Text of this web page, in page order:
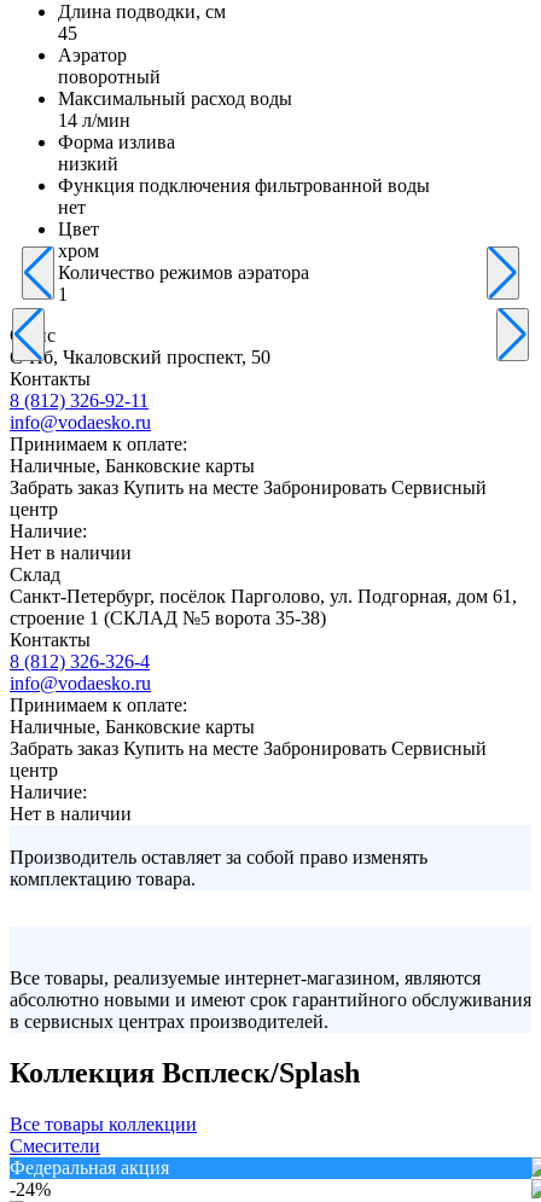
Длина подводки, см
45
Аэратор
поворотный
Максимальный расход воды
14 л/мин
Форма излива
низкий
Функция подключения фильтрованной воды
нет
Цвет
хром
Количество режимов аэратора
1
Офис
С-Пб, Чкаловский проспект, 50
Контакты
8 (812) 326-92-11
info@vodaesko.ru
Принимаем к оплате:
Наличные, Банковские карты
Забрать заказ Купить на месте Забронировать Сервисный
центр
Наличие:
Нет в наличии
Склад
Санкт-Петербург, посёлок Парголово, ул. Подгорная, дом 61,
строение 1 (СКЛАД №5 ворота 35-38)
Контакты
8 (812) 326-326-4
info@vodaesko.ru
Принимаем к оплате:
Наличные, Банковские карты
Забрать заказ Купить на месте Забронировать Сервисный
центр
Наличие:
Нет в наличии
Производитель оставляет за собой право изменять
комплектацию товара.
Все товары, реализуемые интернет-магазином, являются
абсолютно новыми и имеют срок гарантийного обслуживания
в сервисных центрах производителей.
Коллекция Всплеск/Splash
Все товары коллекции
Смесители
Федеральная акция
-24%